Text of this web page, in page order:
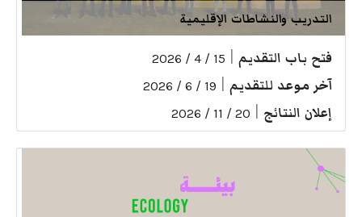
التدريب والنشاطات الإقليمية
فتح باب التقديم 15 / 4 / 2026
آخر موعد للتقديم 19 / 6 / 2026
إعلان النتائج 20 / 11 / 2026